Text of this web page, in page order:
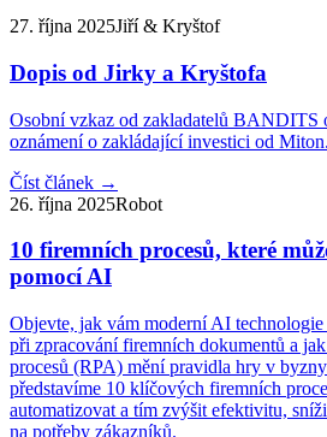
27. října 2025Jiří & Kryštof
Dopis od Jirky a Kryštofa
Osobní vzkaz od zakladatelů BANDITS
oznámení o zakládající investici od Miton.
Číst článek →
26. října 2025Robot
10 firemních procesů, které
pomocí AI
Objevte, jak vám moderní AI technologie
při zpracování firemních dokumentů a
procesů (RPA) mění pravidla hry v
představíme 10 klíčových firemních
automatizovat a tím zvýšit efektivitu,
na potřeby zákazníků.